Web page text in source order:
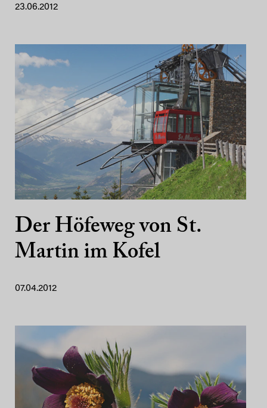
23.06.2012
Der Höfeweg von St.
Martin im Kofel
07.04.2012